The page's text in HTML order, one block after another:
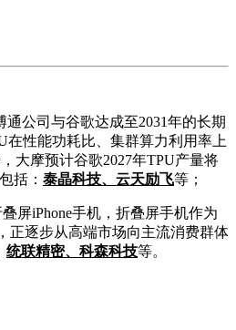
通公司与谷歌达成至2031年的长期
在性能功耗比、集群算力利用率上
大摩预计谷歌2027年TPU产量将
括： 泰晶科技、云天励飞等；
屏iPhone手机，折叠屏手机作为
正逐步从高端市场向主流消费群体
统联精密、科森科技等。